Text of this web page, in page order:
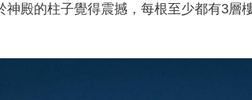
神殿的柱子覺得震撼，每根至少都有3層